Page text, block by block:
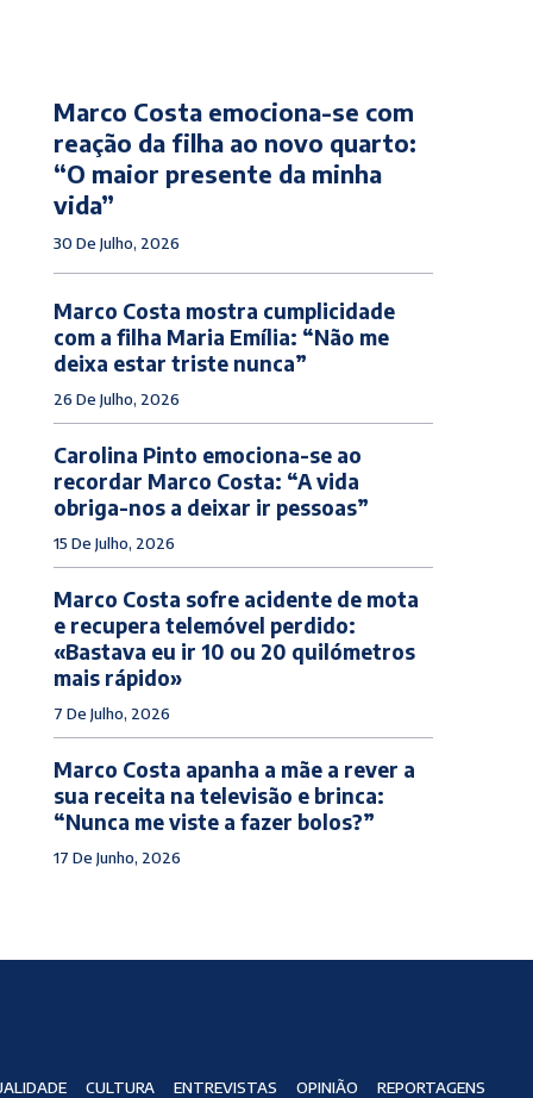
Marco Costa emociona-se com
reação da filha ao novo quarto:
“O maior presente da minha
vida”
30 De Julho, 2026
Marco Costa mostra cumplicidade
com a filha Maria Emília: “Não me
deixa estar triste nunca”
26 De Julho, 2026
Carolina Pinto emociona-se ao
recordar Marco Costa: “A vida
obriga-nos a deixar ir pessoas”
15 De Julho, 2026
Marco Costa sofre acidente de mota
e recupera telemóvel perdido:
«Bastava eu ir 10 ou 20 quilómetros
mais rápido»
7 De Julho, 2026
Marco Costa apanha a mãe a rever a
sua receita na televisão e brinca:
“Nunca me viste a fazer bolos?”
17 De Junho, 2026
CULTURA ENTREVISTAS OPINIÃO REPORTAGENS